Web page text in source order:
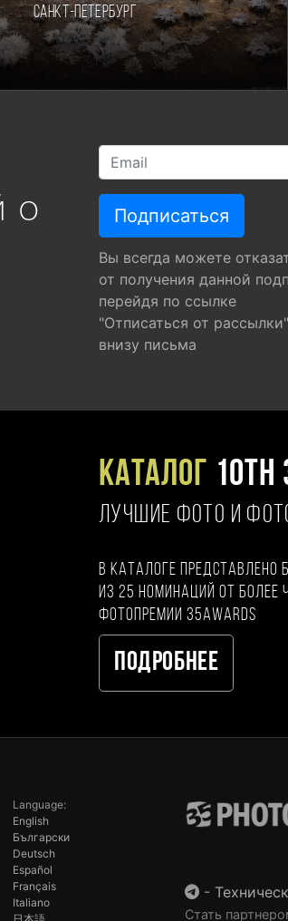
Санкт-Петербург
о
Вы всегда можете
от получения данной
перейдя по ссылке
"Отписаться от рассылки"
внизу письма
Каталог 10TH
ЛУЧШИЕ ФОТО И
В каталоге представлено
из 25 номинаций от более
фотопремии 35AWARDS
Подробнее
Language:
English
Български
Deutsch
Español
Français
Italiano
-
Стать